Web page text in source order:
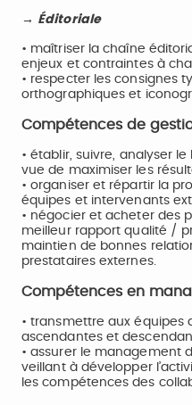
→ Éditoriale
• maîtriser la chaîne
enjeux et contraintes à
• respecter les consignes
orthographiques et
Compétences de
• établir, suivre, analyser
vue de maximiser les
• organiser et répartir la
équipes et intervenants
• négocier et acheter des
meilleur rapport qualité /
maintien de bonnes
prestataires externes.
Compétences en
• transmettre aux équipes
ascendantes et
• assurer le management
veillant à développer
les compétences des